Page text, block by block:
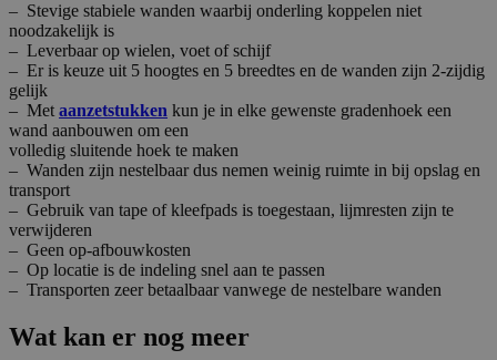
– Stevige stabiele wanden waarbij onderling koppelen niet
noodzakelijk is
– Leverbaar op wielen, voet of schijf
– Er is keuze uit 5 hoogtes en 5 breedtes en de wanden zijn 2-zijdig
gelijk
– Met aanzetstukken kun je in elke gewenste gradenhoek een
wand aanbouwen om een
volledig sluitende hoek te maken
– Wanden zijn nestelbaar dus nemen weinig ruimte in bij opslag en
transport
– Gebruik van tape of kleefpads is toegestaan, lijmresten zijn te
verwijderen
– Geen op-afbouwkosten
– Op locatie is de indeling snel aan te passen
– Transporten zeer betaalbaar vanwege de nestelbare wanden
Wat kan er nog meer